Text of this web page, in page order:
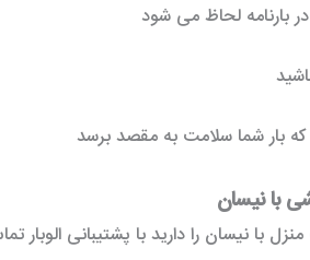
بارنامه لحاظ می شود
بار شما سلامت به مقصد برسد
با نیسان
با نیسان را دارید با پشتیبانی الوبار